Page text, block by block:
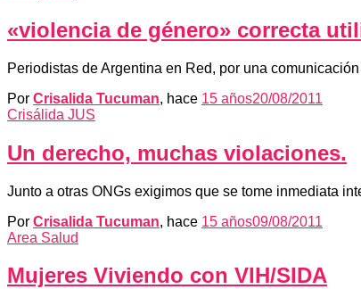
«violencia de género» correcta
Periodistas de Argentina en Red, por una
Por Crisalida Tucuman, hace 15 años20/08/2011
Crisálida JUS
Un derecho, muchas violaciones.
Junto a otras ONGs exigimos que se tome inmediata
Por Crisalida Tucuman, hace 15 años09/08/2011
Area Salud
Mujeres Viviendo con VIH/SIDA